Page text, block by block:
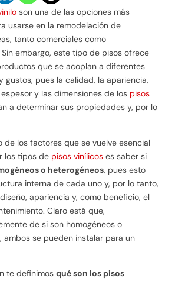
son una de las opciones más
usarse en la remodelación de
tanto comerciales como
embargo, este tipo de pisos ofrece
que se acoplan a diferentes
gustos, pues la calidad, la apariencia,
y las dimensiones de los pisos
a determinar sus propiedades y, por lo
de los factores que se vuelve esencial
los tipos de pisos vinílicoses saber si
o heterogéneos, pues esto
interna de cada uno y, por lo tanto,
apariencia y, como beneficio, el
Claro está que,
de si son homogéneos o
ambos se pueden instalar para un
te definimos qué son los pisos